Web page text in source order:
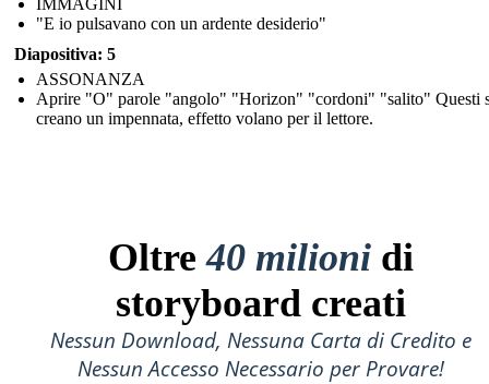
"E io pulsavano con un ardente desiderio"
Diapositiva: 5
ASSONANZA
Aprire "O" parole "angolo" "Horizon" "cordoni" "salito" Questi
creano un impennata, effetto volano per il lettore.
Oltre40 milioni di
storyboard creati
Nessun Download, Nessuna Carta di Credito e
Nessun Accesso Necessario per Provare!